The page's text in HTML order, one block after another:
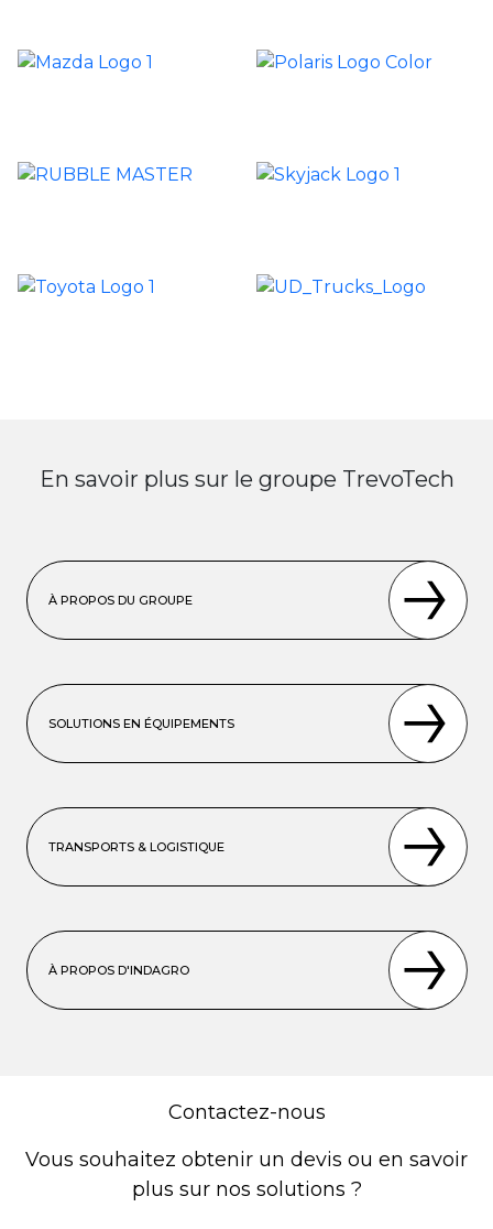
En savoir plus sur le groupe TrevoTech
À PROPOS DU GROUPE
SOLUTIONS EN ÉQUIPEMENTS
TRANSPORTS & LOGISTIQUE
À PROPOS D'INDAGRO
Contactez-nous
Vous souhaitez obtenir un devis ou en savoir
plus sur nos solutions ?